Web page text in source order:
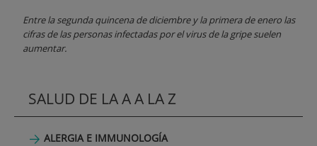
Entre la segunda quincena de diciembre y la primera de enero las
cifras de las personas infectadas por el virus de la gripe suelen
aumentar.
SALUD DE LA A A LA Z
ALERGIA E IMMUNOLOGÍA